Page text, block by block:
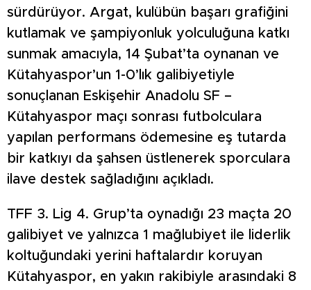
sürdürüyor. Argat, kulübün başarı grafiğini
kutlamak ve şampiyonluk yolculuğuna katkı
sunmak amacıyla, 14 Şubat’ta oynanan ve
Kütahyaspor’un 1-0’lık galibiyetiyle
sonuçlanan Eskişehir Anadolu SF –
Kütahyaspor maçı sonrası futbolculara
yapılan performans ödemesine eş tutarda
bir katkıyı da şahsen üstlenerek sporculara
ilave destek sağladığını açıkladı.
TFF 3. Lig 4. Grup’ta oynadığı 23 maçta 20
galibiyet ve yalnızca 1 mağlubiyet ile liderlik
koltuğundaki yerini haftalardır koruyan
Kütahyaspor, en yakın rakibiyle arasındaki 8